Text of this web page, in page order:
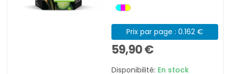
Prix par page : 0.162 €
59,90 €
Disponibilité: En stock